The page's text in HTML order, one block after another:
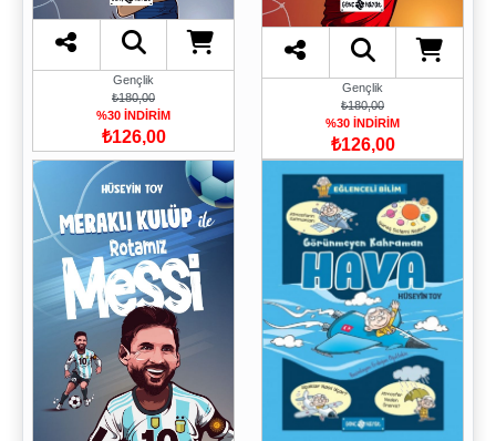
Gençlik
₺180,00
%30 İNDİRİM
₺126,00
Gençlik
₺180,00
%30 İNDİRİM
₺126,00